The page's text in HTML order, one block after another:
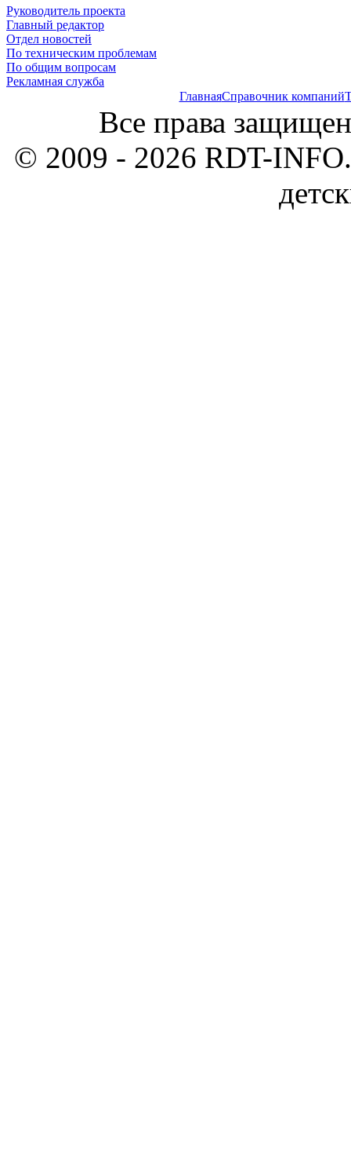
Руководитель проекта
Главный редактор
Отдел новостей
По техническим проблемам
По общим вопросам
Рекламная служба
ГлавнаяСправочник компаний
Все права
© 2009 - 2026 RDT-